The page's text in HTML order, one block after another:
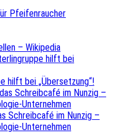
Pfeifenraucher
– Wikipedia
hilft bei
hilft bei „Übersetzung“!
Schreibcafé im Nunzig –
Unternehmen
Schreibcafé im Nunzig –
Unternehmen